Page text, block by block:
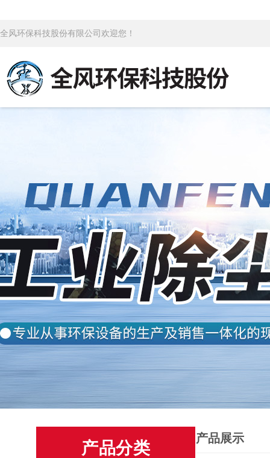
全风环保科技股份有限公司欢迎您！
产品分类
产品展示